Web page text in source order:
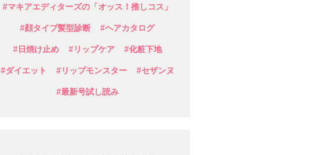
#マキアエディターズの「オッス！推しコス」
#顔タイプ髪型診断 #ヘアカタログ
#日焼け止め #リップケア #化粧下地
#ダイエット #リップモンスター #セザンヌ
#最新号試し読み